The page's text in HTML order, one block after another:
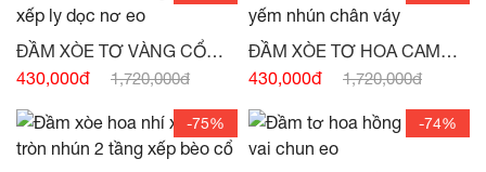
ĐẦM XÒE TƠ VÀNG CỔ
TRÒN XẾP LY DỌC NƠ EO
430,000đ 1,720,000đ
ĐẦM XÒE TƠ HOA CAM
CỔ YẾM NHÚN CHÂN VÁY
430,000đ 1,720,000đ
-75% -74%